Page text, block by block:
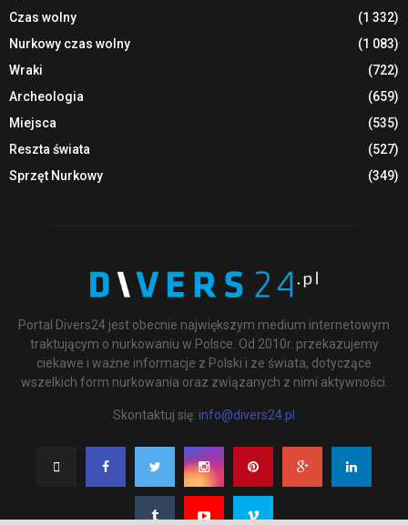
Czas wolny
(1 332)
Nurkowy czas wolny
(1 083)
Wraki
(722)
Archeologia
(659)
Miejsca
(535)
Reszta świata
(527)
Sprzęt Nurkowy
(349)
Portal Divers24 jest obecnie największym medium internetowym
traktującym o nurkowaniu w Polsce. Od 2010r. przekazujemy
ciekawe i ważne informacje z Polski i ze świata, dotyczące
wszelkich form nurkowania oraz związanych z nimi aktywności.
Skontaktuj się: info@divers24.pl